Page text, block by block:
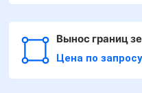
Вынос границ
Цена по запросу